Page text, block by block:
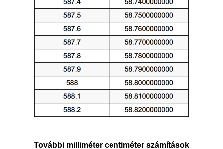
További milliméter centiméter számítások